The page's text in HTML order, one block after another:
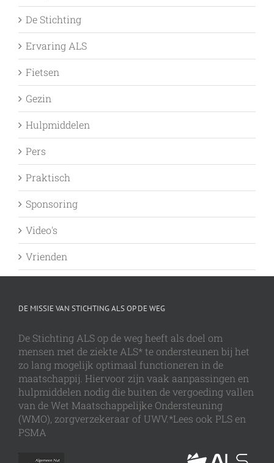
De Stichting
Ervaring ALS
Fietsen
Gezin
Hulpmiddelen
Pers
Praktisch
Sponsoring
Video's
Vrienden
DE MISSIE VAN STICHTING ALS OP DE WEG
De Stichting ALS op de weg heeft als doel om
mensen met de ziekte ALS* te ondersteunen bij het
zo lang mogelijk optimaal functioneren in de
maatschappij. Hiervoor zijn vaak aanpassingen en
hulpmiddelen nodig die buiten de vergoeding vallen
van de Wet Maatschappelijke Ondersteuning
(WMO), zorgverzekeraar of UWV.*Lees ook PLS en
PSMA